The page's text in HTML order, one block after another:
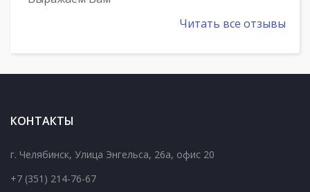
профессиональный
подход к делу!
С Уважением,
правления Камалов А.Р.
Читать все отзывы
КОНТАКТЫ
г. Челябинск, Улица Энгельса, 26а, офис 20
+7 (351) 214-76-67